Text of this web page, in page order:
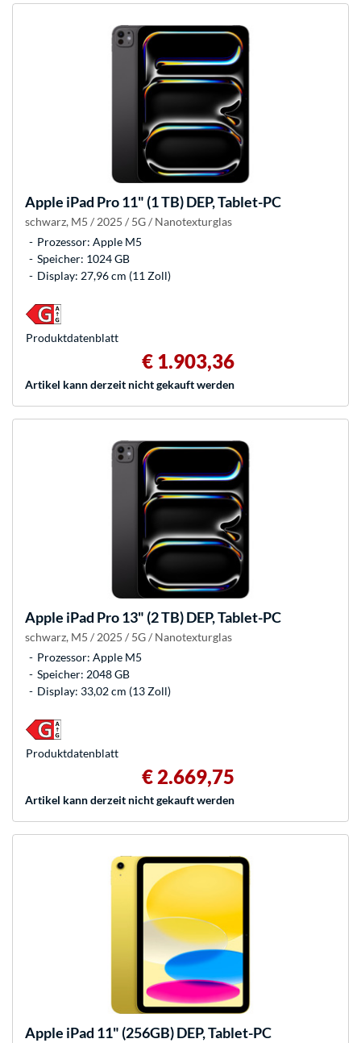
Apple iPad Pro 11" (1 TB) DEP, Tablet-PC
schwarz, M5 / 2025 / 5G / Nanotexturglas
Prozessor: Apple M5
Speicher: 1024 GB
Display: 27,96 cm (11 Zoll)
€ 1.903,36
Artikel kann derzeit nicht gekauft werden
Produkt­datenblatt
Apple iPad Pro 13" (2 TB) DEP, Tablet-PC
schwarz, M5 / 2025 / 5G / Nanotexturglas
Prozessor: Apple M5
Speicher: 2048 GB
Display: 33,02 cm (13 Zoll)
€ 2.669,75
Artikel kann derzeit nicht gekauft werden
Produkt­datenblatt
Apple iPad 11" (256GB) DEP, Tablet-PC